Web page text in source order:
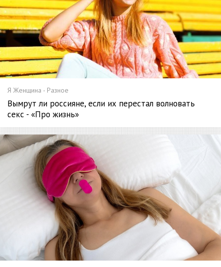
Я Женщина - Разное
Вымрут ли россияне, если их перестал волновать
секс - «Про жизнь»